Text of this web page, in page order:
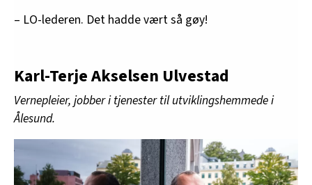
– LO-lederen. Det hadde vært så gøy!
Karl-Terje Akselsen Ulvestad
Vernepleier, jobber i tjenester til utviklingshemmede i
Ålesund.